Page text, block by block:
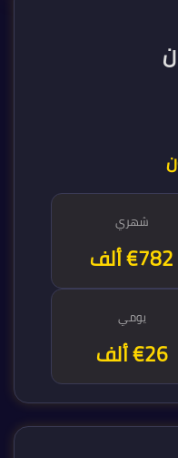
شهري
€782 ألف
يومي
€26 ألف